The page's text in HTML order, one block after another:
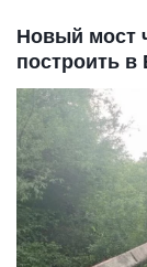
Новый мост
построить в